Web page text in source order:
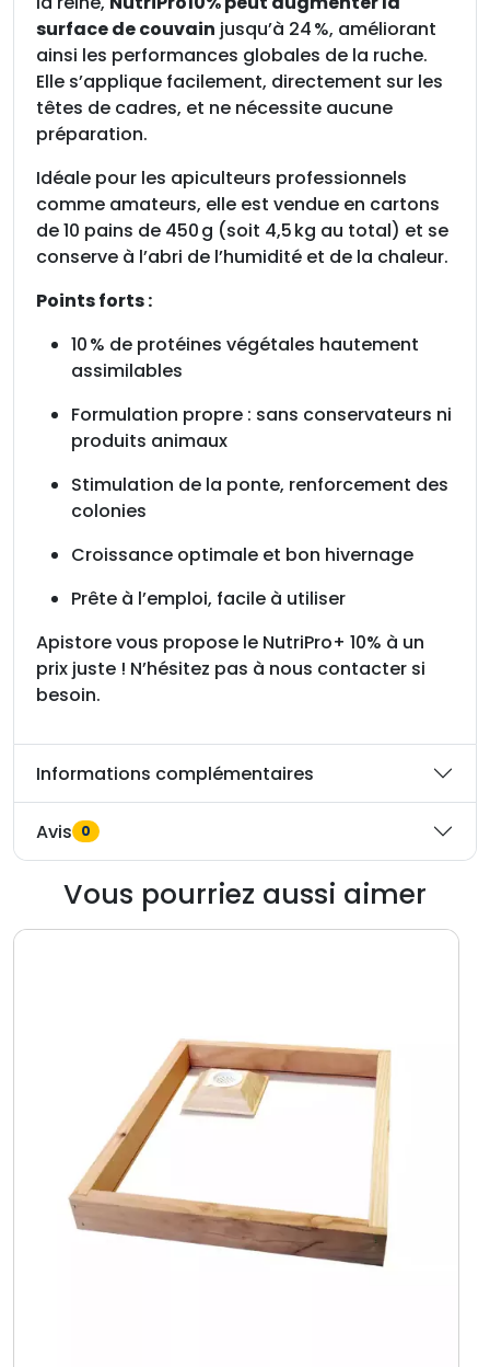
surface de couvain jusqu’à 24 %, améliorant
ainsi les performances globales de la ruche.
Elle s’applique facilement, directement sur les
têtes de cadres, et ne nécessite aucune
préparation.
Idéale pour les apiculteurs professionnels
comme amateurs, elle est vendue en cartons
de 10 pains de 450 g (soit 4,5 kg au total) et se
conserve à l’abri de l’humidité et de la chaleur.
Points forts :
10 % de protéines végétales hautement
assimilables
Formulation propre : sans conservateurs ni
produits animaux
Stimulation de la ponte, renforcement des
colonies
Croissance optimale et bon hivernage
Prête à l’emploi, facile à utiliser
Apistore vous propose le NutriPro+ 10% à un
prix juste ! N’hésitez pas à nous contacter si
besoin.
Informations complémentaires
Avis 0
Vous pourriez aussi aimer